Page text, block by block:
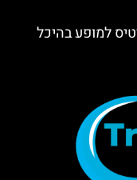
למופע בהיכל